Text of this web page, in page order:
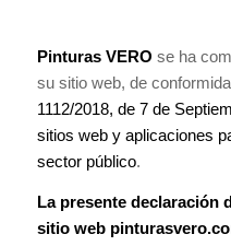
Pinturas VERO se ha
su sitio web, de
1112/2018, de 7 de
sitios web y aplicaciones
sector público.
La presente declaración
sitio web